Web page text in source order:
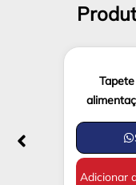
Adicionar